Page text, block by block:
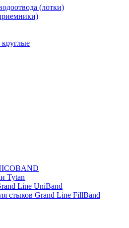
(лотки)
Tytan
Line UniBand
стыков Grand Line FillBand